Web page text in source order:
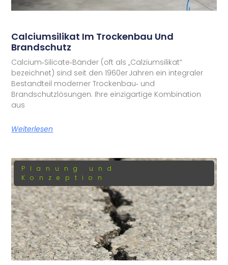
Calciumsilikat Im Trockenbau Und
Brandschutz
Calcium‑Silicate‑Bänder (oft als „Calziumsilikat“
bezeichnet) sind seit den 1960er Jahren ein integraler
Bestandteil moderner Trockenbau‑ und
Brandschutzlösungen. Ihre einzigartige Kombination
aus
Weiterlesen
Planung und
Konzeption